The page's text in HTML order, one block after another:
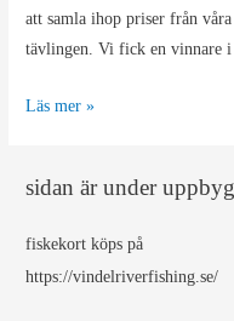
att samla ihop priser från
tävlingen. Vi fick en vinnare
Lakafestival
Läs mer »
sidan är under
fiskekort köps på
https://vindelriverfishing.se/